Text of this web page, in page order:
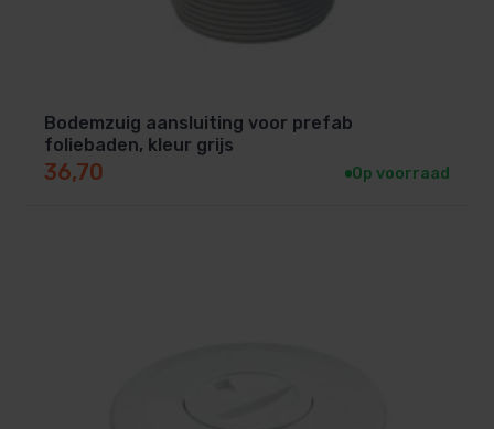
Bodemzuig aansluiting voor prefab
foliebaden, kleur grijs
36,70 Op voorraad